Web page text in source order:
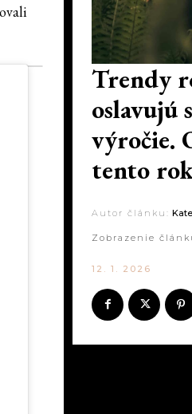
Trendy
oslavujú
výročie.
tento
Autor článku:
Zobrazenie
12. 1. 2026